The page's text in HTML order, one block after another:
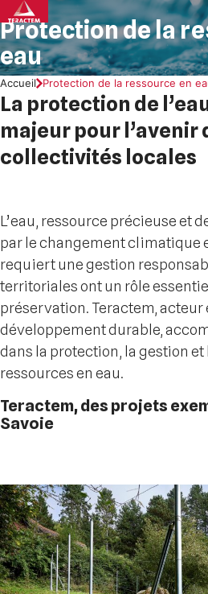
Skip
to
content
Protection de la
eau
Accueil Protection de la ressource en
La protection de
majeur pour l’avenir
collectivités locales
L’eau, ressource précieuse et
par le changement climatique
requiert une gestion
territoriales ont un rôle
préservation. Teractem, acteur
développement durable,
dans la protection, la gestion
ressources en eau.
Teractem, des projets
Savoie